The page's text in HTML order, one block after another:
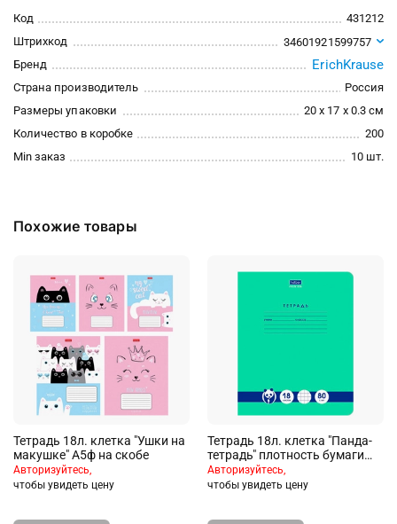
Код
431212
Штрихкод
34601921599757
Бренд
ErichKrause
Страна производитель
Россия
Размеры упаковки
20 x 17 x 0.3 см
Количество в коробке
200
Min заказ
10 шт.
Похожие товары
Тетрадь 18л. клетка "Ушки на
макушке" А5ф на скобе
Авторизуйтесь,
чтобы увидеть цену
Тетрадь 18л. клетка "Панда-
тетрадь" плотность бумаги
80г/кв.м на скобе
скругл.углы
Авторизуйтесь,
чтобы увидеть цену